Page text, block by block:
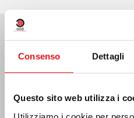
Consenso Dettagli
Questo sito web utilizza i
Ultime Notizie:
MESSICO: